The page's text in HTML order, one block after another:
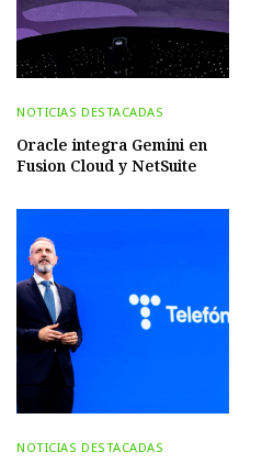
NOTICIAS DESTACADAS
Oracle integra Gemini en
Fusion Cloud y NetSuite
NOTICIAS DESTACADAS